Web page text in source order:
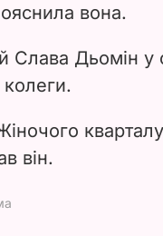
d
вона.
Слава Дьомін у
він.